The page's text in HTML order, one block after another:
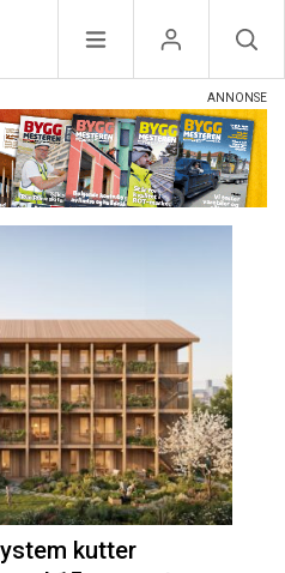
kutter